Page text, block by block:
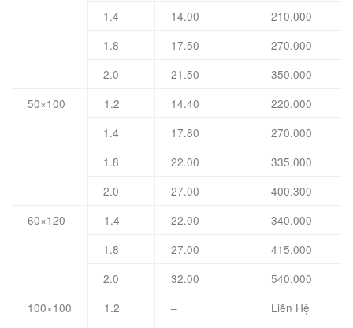
1.4
14.00
210.000
1.8
17.50
270.000
2.0
21.50
350.000
50×100
1.2 14.40
220.000
1.4
17.80
270.000
1.8
22.00
335.000
2.0
27.00
400.300
60×120
1.4 22.00
340.000
1.8
27.00
415.000
2.0
32.00
540.000
100×100
1.2 –
Liên Hệ